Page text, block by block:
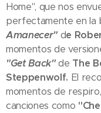
Home", que nos
perfectamente en la
Amanecer" de
momentos de
"Get Back"de The
Steppenwolf. El
momentos de
canciones como